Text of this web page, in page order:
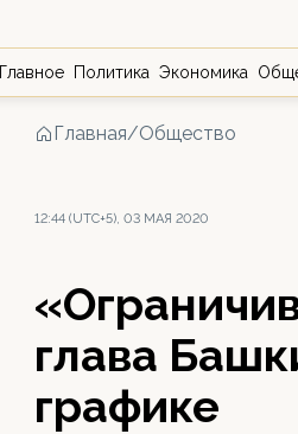
Главное Политика Экономика
Главная/Общество
12:44 (UTC+5), 03 МАЯ 2020
глава
графике